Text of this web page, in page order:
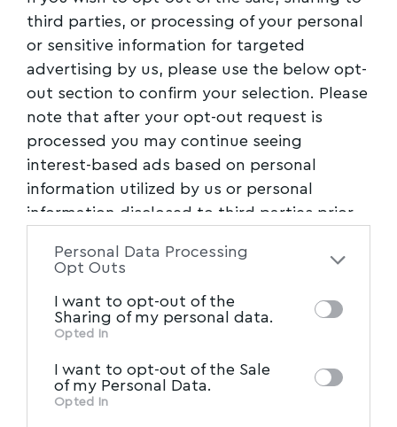
third parties, or processing of your personal
or sensitive information for targeted
advertising by us, please use the below opt-
out section to confirm your selection. Please
note that after your opt-out request is
processed you may continue seeing
interest-based ads based on personal
information utilized by us or personal
information disclosed to third parties prior
of the further disclosure of your personal
of downstream participants. This
information may also be disclosed by us to
Participantsthat may further disclose it to
other third parties.
Personal Data Processing
Opt Outs
I want to opt-out of the
Sharing of my personal data.
Opted In
I want to opt-out of the Sale
of my Personal Data.
Opted In